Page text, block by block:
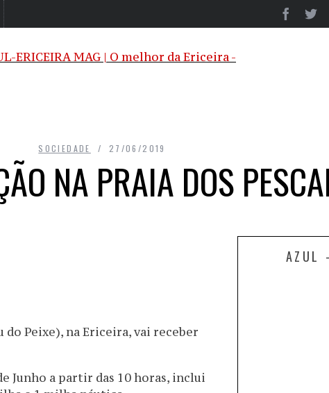
SOCIEDADE 27/06/2019
NA PRAIA DOS
do Peixe), na Ericeira, vai receber
Junho a partir das 10 horas, inclui
AZUL